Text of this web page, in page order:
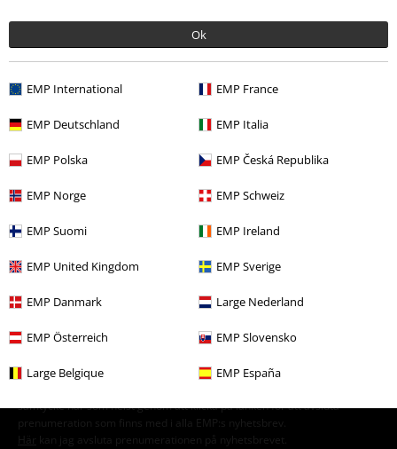
Ok
EMP International EMP France
EMP Deutschland EMP Italia
EMP Polska EMP Česká Republika
EMP Norge EMP Schweiz
EMP Suomi EMP Ireland
EMP United Kingdom EMP Sverige
EMP Danmark Large Nederland
EMP Österreich EMP Slovensko
Large Belgique EMP España
Nyhetsbrev
15% rabatt när du registrerar dig för vårt
nyhetsbrev!
Jag godkänner att E.M.P. Merchandising mbH har rätt att behandla mina
om deras produkter. Jag godkänner att mina personuppgifter kommer att
samtycke när som helst genom att klicka på länken för att avsluta
prenumeration som finns med i alla EMP:s nyhetsbrev.
Här kan jag avsluta prenumerationen på nyhetsbrevet.